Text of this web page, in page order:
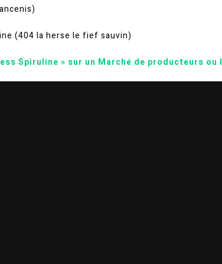
(404 la herse le fief sauvin)
Spiruline » sur un Marché de producteurs ou